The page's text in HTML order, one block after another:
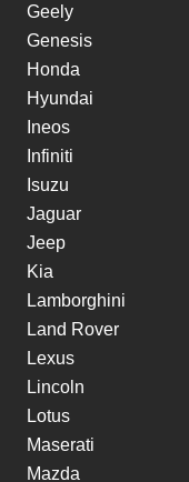
Geely
Genesis
Honda
Hyundai
Ineos
Infiniti
Isuzu
Jaguar
Jeep
Kia
Lamborghini
Land Rover
Lexus
Lincoln
Lotus
Maserati
Mazda